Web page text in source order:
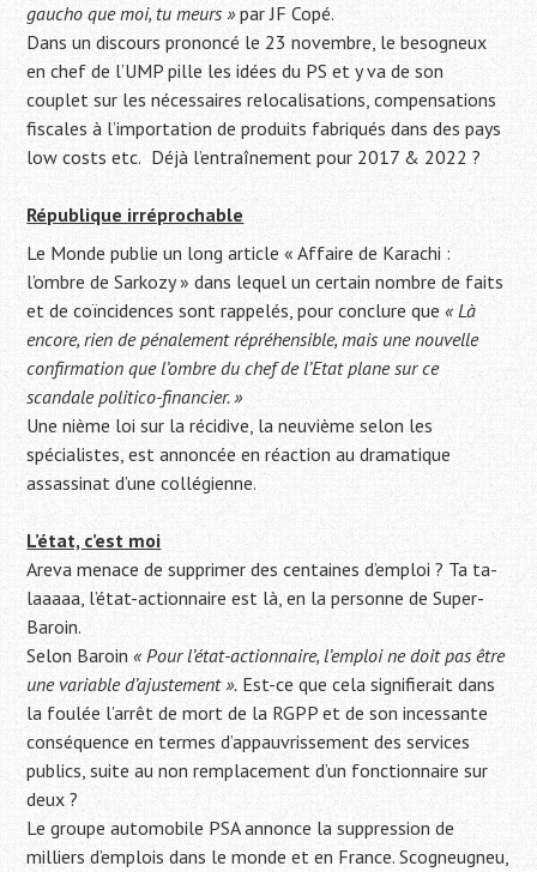
gaucho que moi, tu meurs »par JF Copé.
Dans un discours prononcé le 23 novembre, le besogneux
en chef de l’UMP pille les idées du PS et y va de son
couplet sur les nécessaires relocalisations, compensations
fiscales à l’importation de produits fabriqués dans des pays
low costs etc. Déjà l’entraînement pour 2017 & 2022 ?
République irréprochable
Le Monde publie un long article « Affaire de Karachi :
l’ombre de Sarkozy » dans lequel un certain nombre de faits
et de coïncidences sont rappelés, pour conclure que« Là
encore, rien de pénalement répréhensible, mais une nouvelle
confirmation que l’ombre du chef de l’Etat plane sur ce
scandale politico-financier. »
Une nième loi sur la récidive, la neuvième selon les
spécialistes, est annoncée en réaction au dramatique
assassinat d’une collégienne.
L’état, c’est moi
Areva menace de supprimer des centaines d’emploi ? Ta ta-
laaaaa, l’état-actionnaire est là, en la personne de Super-
Baroin.
Selon Baroin« Pour l’état-actionnaire, l’emploi ne doit pas être
une variable d’ajustement ». Est-ce que cela signifierait dans
la foulée l’arrêt de mort de la RGPP et de son incessante
conséquence en termes d’appauvrissement des services
publics, suite au non remplacement d’un fonctionnaire sur
deux ?
Le groupe automobile PSA annonce la suppression de
milliers d’emplois dans le monde et en France. Scogneugneu,